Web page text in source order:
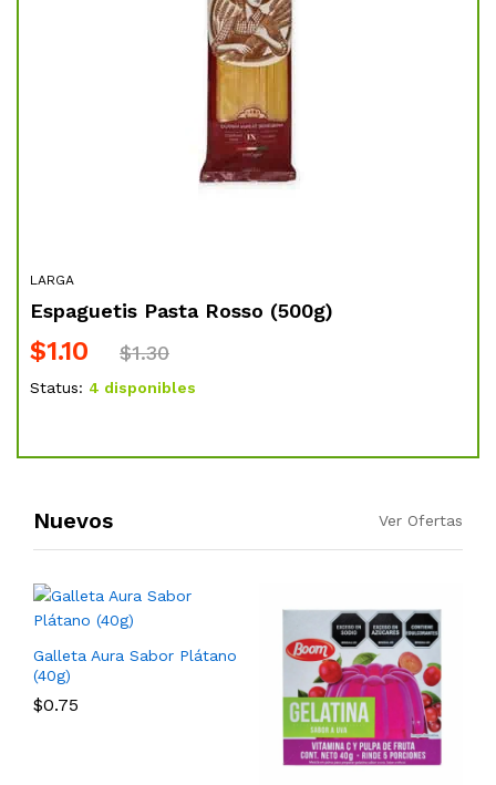
LARGA
Espaguetis Pasta Rosso (500g)
$1.10 $1.30
Status: 4 disponibles
Nuevos Ver Ofertas
Galleta Aura Sabor Plátano
(40g)
$0.75